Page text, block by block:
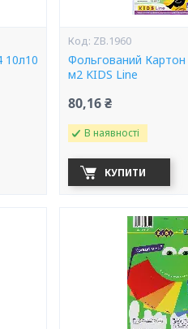
10л10
ZB.1960
Фольгований
м2 KIDS Line
80,16 ₴
В наявності
КУПИТИ